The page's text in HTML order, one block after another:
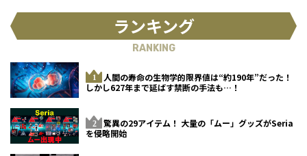
ランキング
RANKING
人間の寿命の生物学的限界値は“約190年”だった！
しかし627年まで延ばす禁断の手法も…！
驚異の29アイテム！ 大量の「ムー」グッズがSeria
を侵略開始